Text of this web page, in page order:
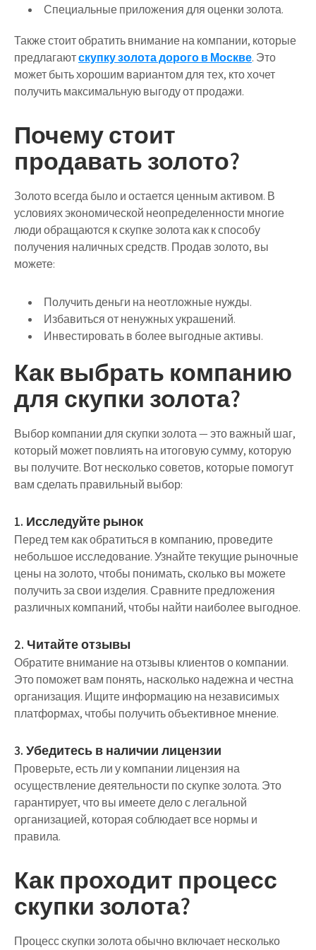
Специальные приложения для оценки золота.
Также стоит обратить внимание на компании, которые
предлагаютскупку золота дорого в Москве. Это
может быть хорошим вариантом для тех, кто хочет
получить максимальную выгоду от продажи.
Почему стоит
продавать золото?
Золото всегда было и остается ценным активом. В
условиях экономической неопределенности многие
люди обращаются к скупке золота как к способу
получения наличных средств. Продав золото, вы
можете:
Получить деньги на неотложные нужды.
Избавиться от ненужных украшений.
Инвестировать в более выгодные активы.
Как выбрать компанию
для скупки золота?
Выбор компании для скупки золота — это важный шаг,
который может повлиять на итоговую сумму, которую
вы получите. Вот несколько советов, которые помогут
вам сделать правильный выбор:
1. Исследуйте рынок
Перед тем как обратиться в компанию, проведите
небольшое исследование. Узнайте текущие рыночные
цены на золото, чтобы понимать, сколько вы можете
получить за свои изделия. Сравните предложения
различных компаний, чтобы найти наиболее выгодное.
2. Читайте отзывы
Обратите внимание на отзывы клиентов о компании.
Это поможет вам понять, насколько надежна и честна
организация. Ищите информацию на независимых
платформах, чтобы получить объективное мнение.
3. Убедитесь в наличии лицензии
Проверьте, есть ли у компании лицензия на
осуществление деятельности по скупке золота. Это
гарантирует, что вы имеете дело с легальной
организацией, которая соблюдает все нормы и
правила.
Как проходит процесс
скупки золота?
Процесс скупки золота обычно включает несколько